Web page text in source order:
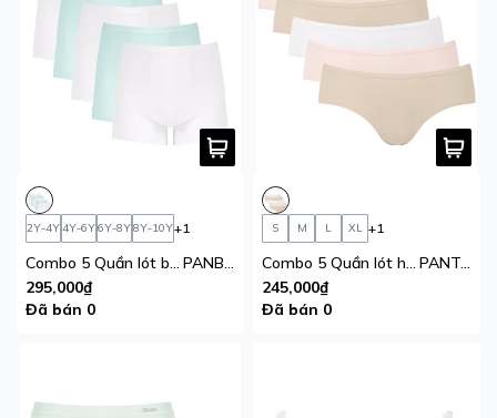
2Y-4Y4Y-6Y6Y-8Y8Y-10Y+1
Combo 5 Quần lót bé trai iBasic thun lạnh phom trunk
PANB034
295,000₫
Đã bán 0
S M L XL +1
Combo 5 Quần lót học sinh nữ best seller iBasic thun lạnh thoáng khí phom hipster lưng vừa
PANTG029A
245,000₫
Đã bán 0